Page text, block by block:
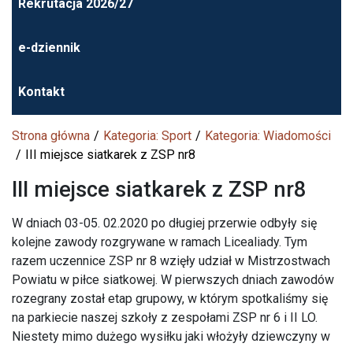
Rekrutacja 2026/27
e-dziennik
Kontakt
Strona główna Kategoria: Sport
Kategoria: Wiadomości
III miejsce siatkarek z ZSP nr8
III miejsce siatkarek z ZSP nr8
W dniach 03-05. 02.2020 po długiej przerwie odbyły się
kolejne zawody rozgrywane w ramach Licealiady. Tym
razem uczennice ZSP nr 8 wzięły udział w Mistrzostwach
Powiatu w piłce siatkowej. W pierwszych dniach zawodów
rozegrany został etap grupowy, w którym spotkaliśmy się
na parkiecie naszej szkoły z zespołami ZSP nr 6 i II LO.
Niestety mimo dużego wysiłku jaki włożyły dziewczyny w